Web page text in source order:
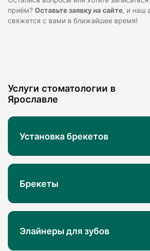
приём? Оставьте заявку на сайте, и наш
свяжется с вами в ближайшее время!
Услуги стоматологии в
Ярославле
Установка брекетов
Брекеты
Элайнеры для зубов